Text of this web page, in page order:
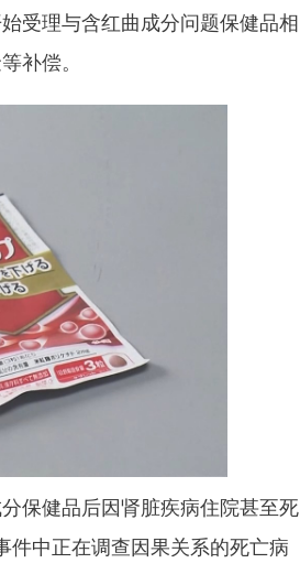
受理与含红曲成分问题保健品相
补偿。
保健品后因肾脏疾病住院甚至死
件中正在调查因果关系的死亡病